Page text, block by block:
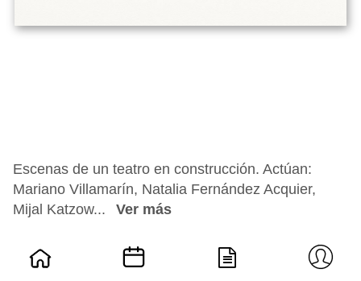
Escenas de un teatro en construcción. Actúan:
Mariano Villamarín, Natalia Fernández Acquier,
Mijal Katzow...
Ver más